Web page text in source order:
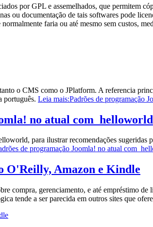
por GPL e assemelhados, que permitem
ou documentação de tais softwares pode
faria ou até mesmo sem custos,
o CMS como o JPlatform. A referencia
português. Leia mais:Padrões de programação
no atual com_helloworld
para ilustrar recomendações
de programação Joomla! no atual
O'Reilly, Amazon e Kindle
compra, gerenciamento, e até empréstimo
tende a ser parecida em outros sites que